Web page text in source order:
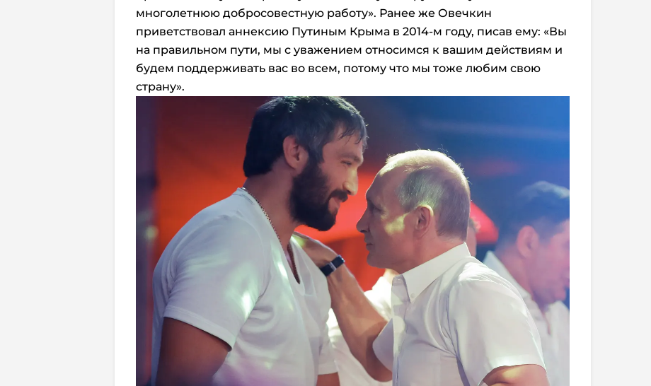
многолетнюю добросовестную работу». Ранее же Овечкин
приветствовал аннексию Путиным Крыма в 2014-м году, писав ему: «Вы
на правильном пути, мы с уважением относимся к вашим действиям и
будем поддерживать вас во всем, потому что мы тоже любим свою
страну».